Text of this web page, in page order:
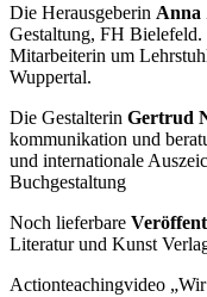
Die Herausgeberin Anna
Gestaltung, FH
Mitarbeiterin um
Wuppertal.
Die Gestalterin Gertrud
kommunikation und
und internationale
Buchgestaltung
Noch lieferbare
Literatur und Kunst
Actionteachingvideo